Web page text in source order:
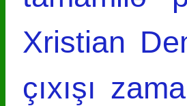
Xristian
çıxışı